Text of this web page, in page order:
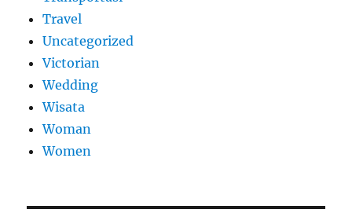
Travel
Uncategorized
Victorian
Wedding
Wisata
Woman
Women